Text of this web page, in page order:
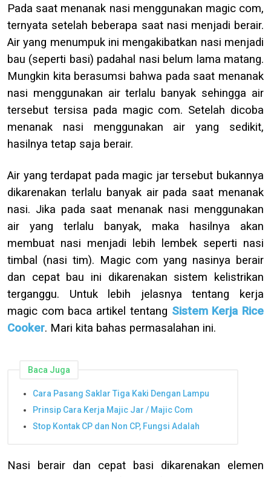
Pada saat menanak nasi menggunakan magic com,
ternyata setelah beberapa saat nasi menjadi berair.
Air yang menumpuk ini mengakibatkan nasi menjadi
bau (seperti basi) padahal nasi belum lama matang.
Mungkin kita berasumsi bahwa pada saat menanak
nasi menggunakan air terlalu banyak sehingga air
tersebut tersisa pada magic com. Setelah dicoba
menanak nasi menggunakan air yang sedikit,
hasilnya tetap saja berair.
Air yang terdapat pada magic jar tersebut bukannya
dikarenakan terlalu banyak air pada saat menanak
nasi. Jika pada saat menanak nasi menggunakan
air yang terlalu banyak, maka hasilnya akan
membuat nasi menjadi lebih lembek seperti nasi
timbal (nasi tim). Magic com yang nasinya berair
dan cepat bau ini dikarenakan sistem kelistrikan
terganggu. Untuk lebih jelasnya tentang kerja
magic com baca artikel tentang Sistem Kerja Rice
Cooker. Mari kita bahas permasalahan ini.
Baca Juga
Cara Pasang Saklar Tiga Kaki Dengan Lampu
Prinsip Cara Kerja Majic Jar / Majic Com
Stop Kontak CP dan Non CP, Fungsi Adalah
Nasi berair dan cepat basi dikarenakan elemen